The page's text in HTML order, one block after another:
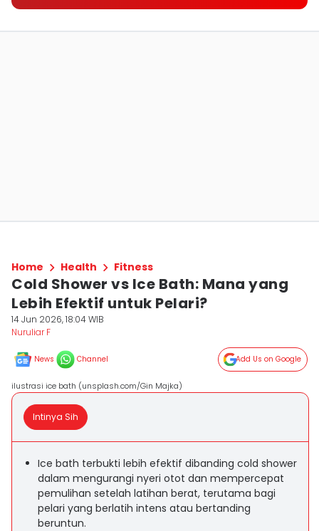
Home Health Fitness
Cold Shower vs Ice Bath: Mana yang
Lebih Efektif untuk Pelari?
14 Jun 2026, 18:04 WIB
Nuruliar F
News Channel Add Us on Google
ilustrasi ice bath (unsplash.com/Gin Majka)
Intinya Sih
Ice bath terbukti lebih efektif dibanding cold shower
dalam mengurangi nyeri otot dan mempercepat
pemulihan setelah latihan berat, terutama bagi
pelari yang berlatih intens atau bertanding
beruntun.